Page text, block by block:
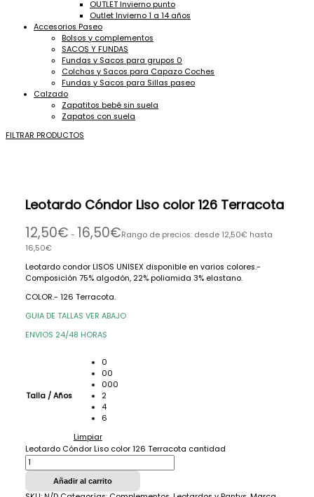
OUTLET Invierno punto
Outlet Invierno 1 a 14 años
Accesorios Paseo
Bolsos y complementos
SACOS Y FUNDAS
Fundas y Sacos para grupos 0
Colchas y Sacos para Capazo Coches
Fundas y Sacos para Sillas paseo
Calzado
Zapatitos bebé sin suela
Zapatos con suela
FILTRAR PRODUCTOS
Leotardo Cóndor Liso color 126 Terracota
12,50€ - 16,50€Rango de precios: desde 12,50€ hasta
16,50€
Leotardo condor LISOS UNISEX disponible en varios colores.-
Composición 75% algodón, 22% poliamida 3% elastano.
COLOR.- 126 Terracota.
GUIA DE TALLAS VER ABAJO
ENVIOS 24/48 HORAS
Talla / Años
0
00
000
2
4
6
Limpiar
Leotardo Cóndor Liso color 126 Terracota cantidad
Añadir al carrito